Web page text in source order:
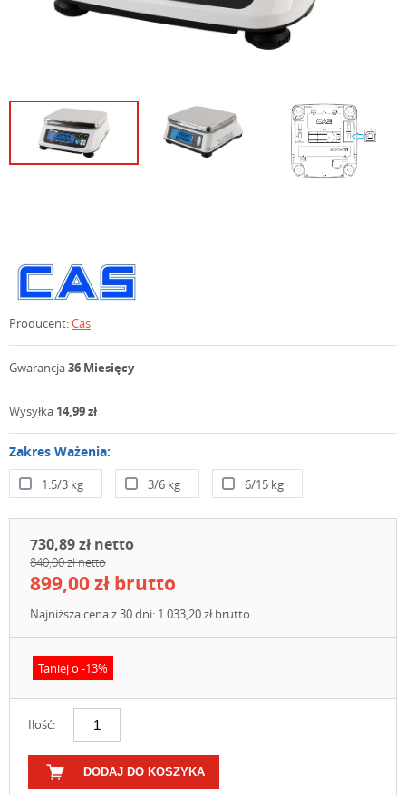
Producent:Cas
Gwarancja36 Miesięcy
Wysyłka 14,99 zł
Zakres Ważenia:
1.5/3 kg 3/6 kg 6/15 kg
730,89 zł netto
840,00 zł netto
899,00 zł brutto
Najniższa cena z 30 dni: 1 033,20 zł brutto
Taniej o -13%
Ilość:
DODAJ DO KOSZYKA